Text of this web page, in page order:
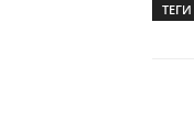
ТЕГИ